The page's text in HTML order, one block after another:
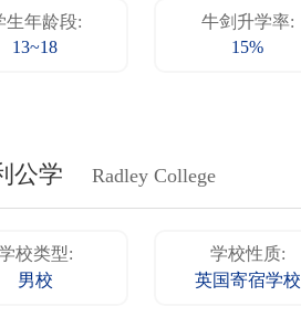
生年龄段:
13~18
牛剑升学率:
15%
公学 Radley College
校类型:
男校
学校性质:
英国寄宿学校